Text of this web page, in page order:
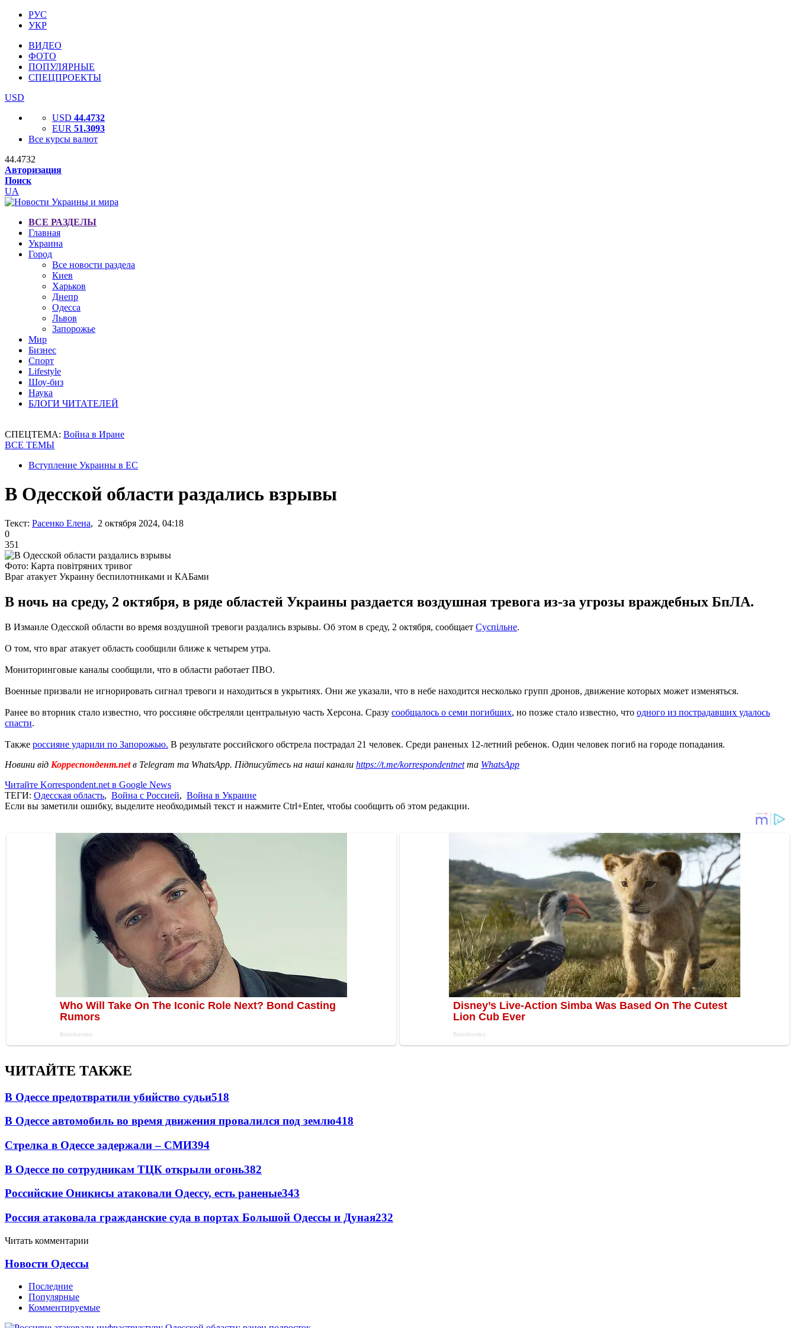
РУС
УКР
ВИДЕО
ФОТО
ПОПУЛЯРНЫЕ
СПЕЦПРОЕКТЫ
USD
USD 44.4732
EUR 51.3093
Все курсы валют
44.4732
Авторизация
Поиск
UA
ВСЕ РАЗДЕЛЫ
Главная
Украина
Город
Все новости раздела
Киев
Харьков
Днепр
Одесса
Львов
Запорожье
Мир
Бизнес
Спорт
Lifestyle
Шоу-биз
Наука
БЛОГИ ЧИТАТЕЛЕЙ
СПЕЦТЕМА: Война в Иране
ВСЕ ТЕМЫ
Вступление Украины в ЕС
В Одесской области раздались взрывы
Текст: Расенко Елена, 2 октября 2024, 04:18
0
351
Фото: Карта повітряних тривог
Враг атакует Украину беспилотниками и КАБами
В ночь на среду, 2 октября, в ряде областей Украины раздается воздушная тревога из-за угрозы враждебных БпЛА.
В Измаиле Одесской области во время воздушной тревоги раздались взрывы. Об этом в среду, 2 октября, сообщает Суспільне.
О том, что враг атакует область сообщили ближе к четырем утра.
Мониторинговые каналы сообщили, что в области работает ПВО.
Военные призвали не игнорировать сигнал тревоги и находиться в укрытиях. Они же указали, что в небе находится несколько групп дронов, движение которых может изменяться.
Ранее во вторник стало известно, что россияне обстреляли центральную часть Херсона. Сразу сообщалось о семи погибших, но позже стало известно, что одного из пострадавших удалось
спасти.
Также россияне ударили по Запорожью. В результате российского обстрела пострадал 21 человек. Среди раненых 12-летний ребенок. Один человек погиб на городе попадания.
Новини від Корреспондент.netв Telegram та WhatsApp. Підписуйтесь на наші канали https://t.me/korrespondentnetта WhatsApp
Читайте Korrespondent.net в Google News
ТЕГИ: Одесская область, Война с Россией, Война в Украине
Если вы заметили ошибку, выделите необходимый текст и нажмите Ctrl+Enter, чтобы сообщить об этом редакции.
ЧИТАЙТЕ ТАКЖЕ
В Одессе предотвратили убийство судьи518
В Одессе автомобиль во время движения провалился под землю418
Стрелка в Одессе задержали – СМИ394
В Одессе по сотрудникам ТЦК открыли огонь382
Российские Оникисы атаковали Одессу, есть раненые343
Россия атаковала гражданские суда в портах Большой Одессы и Дуная232
Читать комментарии
Новости Одессы
Последние
Популярные
Комментируемые